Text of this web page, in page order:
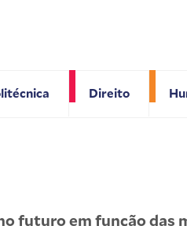
Direito
futuro em função das